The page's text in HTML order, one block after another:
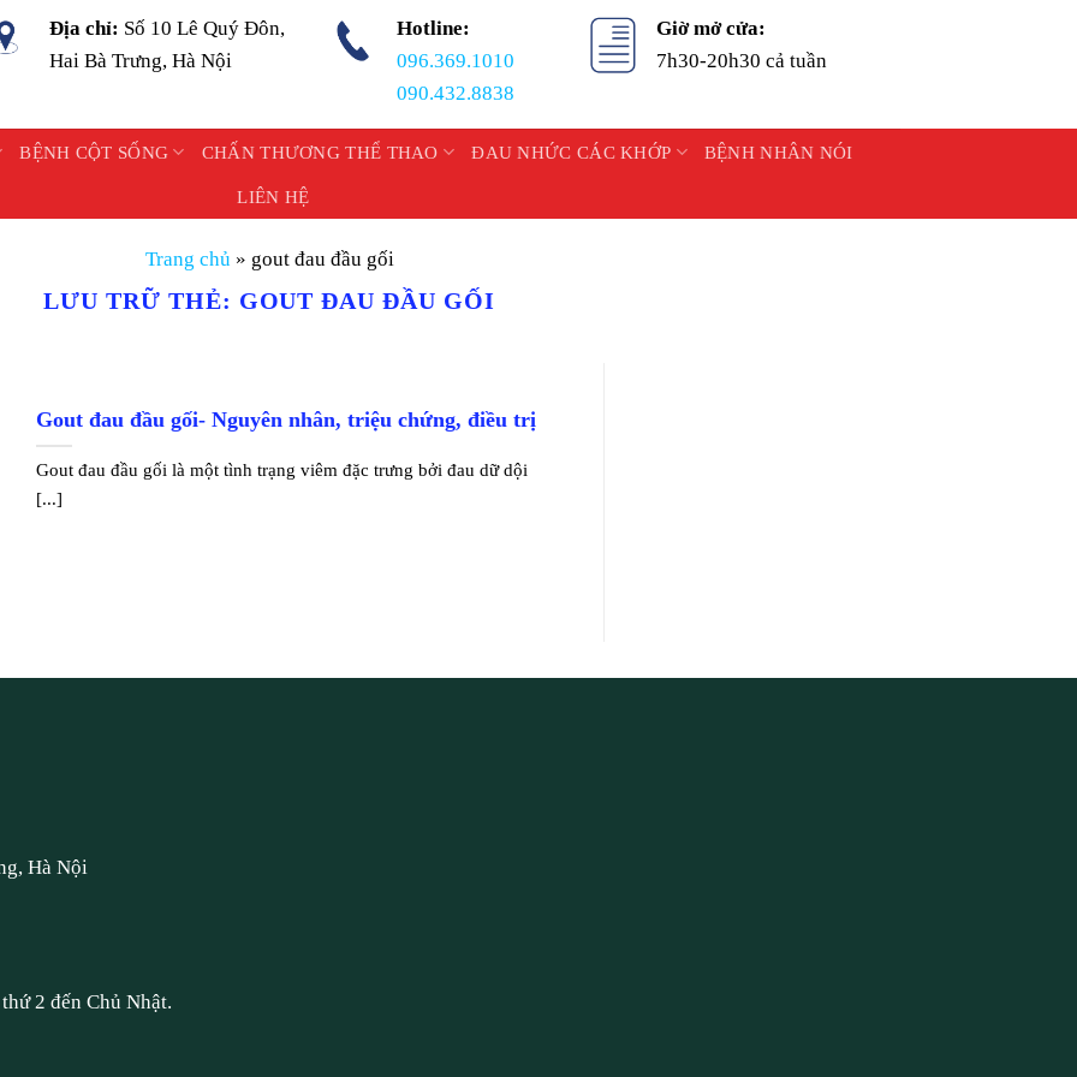
Địa chỉ: Số 10 Lê Quý Đôn,
Hai Bà Trưng, Hà Nội
Hotline:
096.369.1010
090.432.8838
Giờ mở cửa:
7h30-20h30 cả tuần
BỆNH CỘT SỐNG CHẤN THƯƠNG THỂ THAO ĐAU NHỨC CÁC KHỚP BỆNH NHÂN NÓI
LIÊN HỆ
Trang chủ » gout đau đầu gối
LƯU TRỮ THẺ: GOUT ĐAU ĐẦU GỐI
Gout đau đầu gối- Nguyên nhân, triệu chứng, điều trị
Gout đau đầu gối là một tình trạng viêm đặc trưng bởi đau dữ dội
[...]
Hà Nội
2 đến Chủ Nhật.